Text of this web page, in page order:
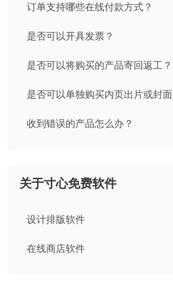
订单支持哪些在线付款方式？
是否可以开具发票？
是否可以将购买的产品寄回返工？
是否可以单独购买内页出片或封面
收到错误的产品怎么办？
关于寸心免费软件
设计排版软件
在线商店软件